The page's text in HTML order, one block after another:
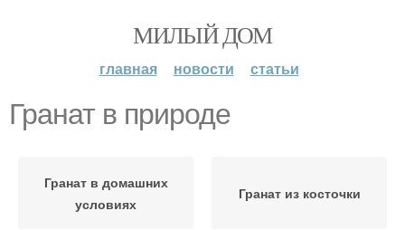
МИЛЫЙ ДОМ
главная новости статьи
Гранат в природе
Гранат в домашних
условиях
Гранат из косточки